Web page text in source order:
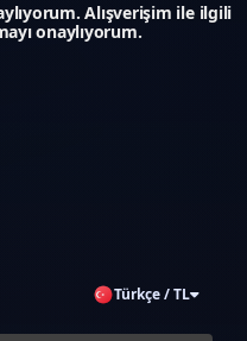
Alışverişim ile ilgili
onaylıyorum.
Türkçe / TL